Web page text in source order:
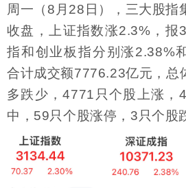
周一（8月28日），三大股指
收盘，上证指数涨2.3%，报
指和创业板指分别涨2.38%
合计成交额7776.23亿元，总
多跌少，4771只个股上涨，
中，59只个股涨停，3只个股